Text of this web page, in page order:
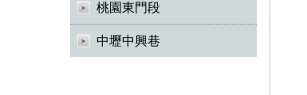
桃園東門段
中壢中興巷